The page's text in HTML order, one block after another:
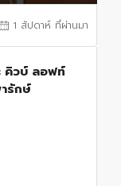
1 สัปดาห์ ที่ผ่านมา
คิวบ์ ลอฟท์
รักษ์